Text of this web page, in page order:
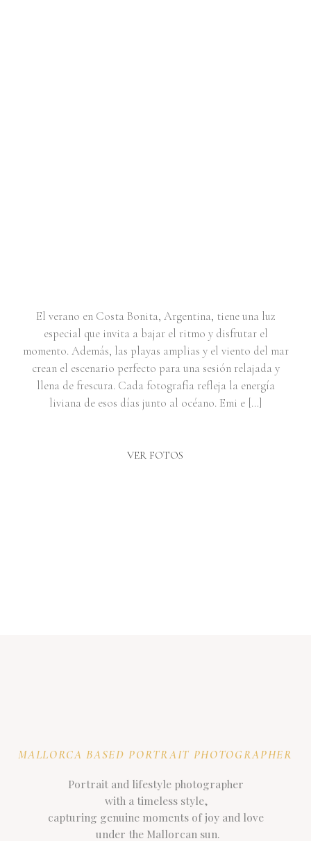
VER FOTOS
El verano en Costa Bonita, Argentina, tiene una luz
especial que invita a bajar el ritmo y disfrutar el
momento. Además, las playas amplias y el viento del mar
crean el escenario perfecto para una sesión relajada y
llena de frescura. Cada fotografía refleja la energía
liviana de esos días junto al océano. Emi e […]
Portrait and lifestyle photographer
with a timeless style,
capturing genuine moments of joy and love
under the Mallorcan sun.
MALLORCA BASED PORTRAIT PHOTOGRAPHER